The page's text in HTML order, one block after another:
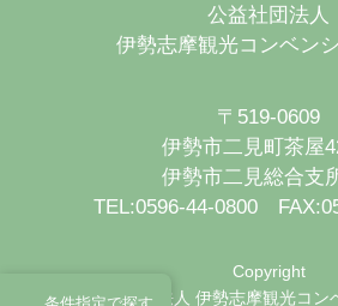
公益社団法人
伊勢志摩観光コンベン
〒519-0609
伊勢市二見町茶屋
伊勢市二見総合支
TEL:0596-44-0800
Copyright
公益社団法人 伊勢志摩観光コン